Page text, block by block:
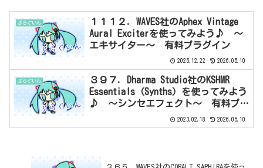
ぷらぐいん
１１１２．WAVES社のAphex Vintage
Aural Exciterを使ってみよう♪ ～
エキサイター～ 有料プラグイン
2025.12.22 2026.05.10
ぷらぐいん
３９７．Dharma Studio社のKSHMR
Essentials（Synths）を使ってみよう
♪ ～シンセエフェクト～ 有料プラ
2023.02.18 2026.05.10